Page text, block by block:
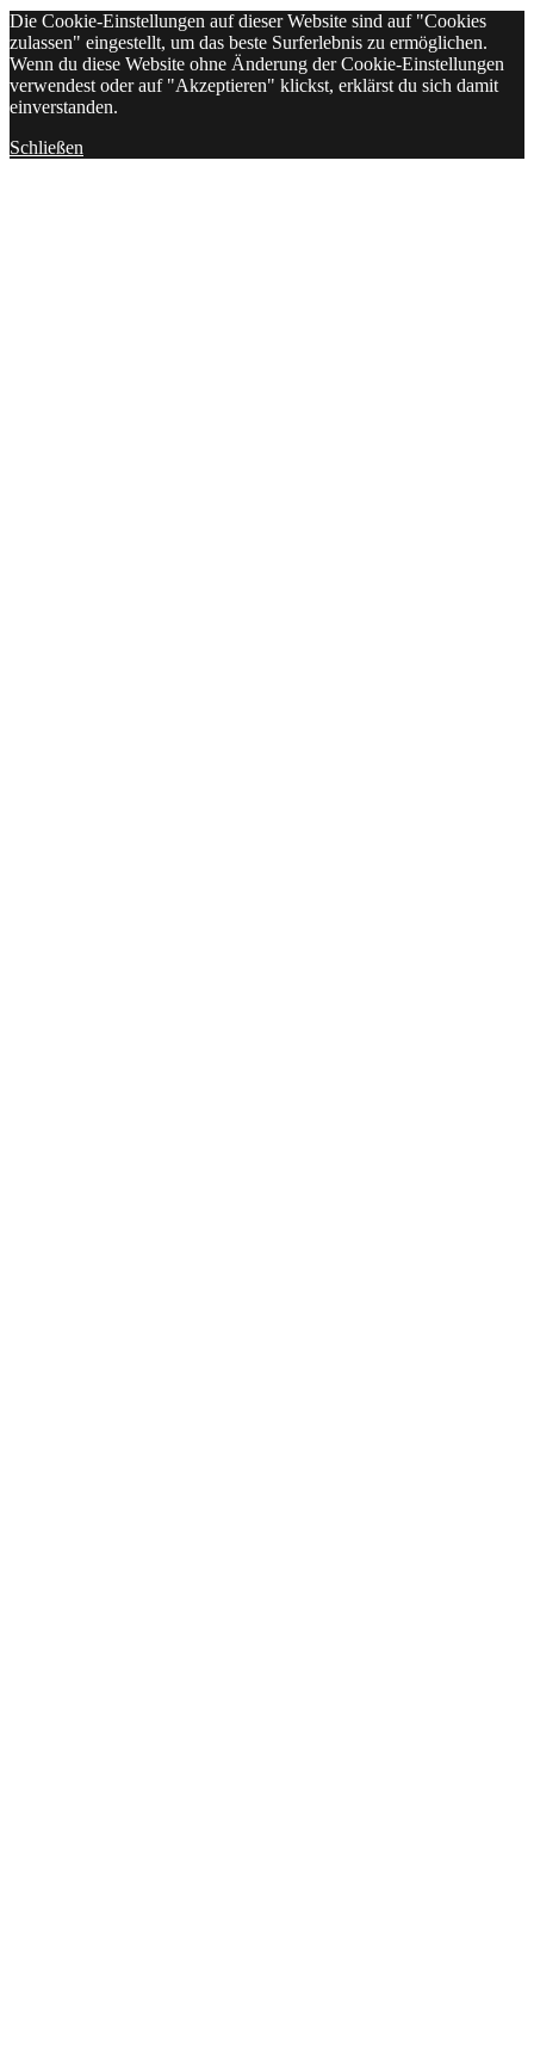
Die Cookie-Einstellungen auf dieser Website sind auf "Cookies
zulassen" eingestellt, um das beste Surferlebnis zu ermöglichen.
Wenn du diese Website ohne Änderung der Cookie-Einstellungen
verwendest oder auf "Akzeptieren" klickst, erklärst du sich damit
einverstanden.
Schließen